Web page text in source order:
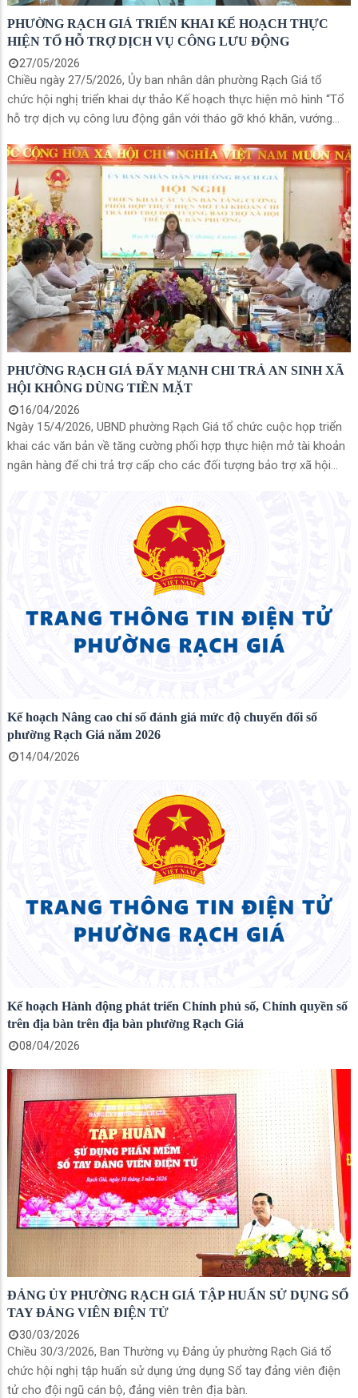
PHƯỜNG RẠCH GIÁ TRIỂN KHAI KẾ HOẠCH THỰC
HIỆN TỔ HỖ TRỢ DỊCH VỤ CÔNG LƯU ĐỘNG
27/05/2026
Chiều ngày 27/5/2026, Ủy ban nhân dân phường Rạch Giá tổ
chức hội nghị triển khai dự thảo Kế hoạch thực hiện mô hình “Tổ
hỗ trợ dịch vụ công lưu động gắn với tháo gỡ khó khăn, vướng
PHƯỜNG RẠCH GIÁ ĐẨY MẠNH CHI TRẢ AN SINH XÃ
HỘI KHÔNG DÙNG TIỀN MẶT
16/04/2026
Ngày 15/4/2026, UBND phường Rạch Giá tổ chức cuộc họp triển
khai các văn bản về tăng cường phối hợp thực hiện mở tài khoản
ngân hàng để chi trả trợ cấp cho các đối tượng bảo trợ xã hội
Chủ tịch UBND phường chủ trì, với sự tham gia của các đơn vị liên
Kế hoạch Nâng cao chỉ số đánh giá mức độ chuyển đổi số
phường Rạch Giá năm 2026
14/04/2026
Kế hoạch Hành động phát triển Chính phủ số, Chính quyền số
trên địa bàn trên địa bàn phường Rạch Giá
08/04/2026
ĐẢNG ỦY PHƯỜNG RẠCH GIÁ TẬP HUẤN SỬ DỤNG SỔ
TAY ĐẢNG VIÊN ĐIỆN TỬ
30/03/2026
Chiều 30/3/2026, Ban Thường vụ Đảng ủy phường Rạch Giá tổ
chức hội nghị tập huấn sử dụng ứng dụng Sổ tay đảng viên điện
tử cho đội ngũ cán bộ, đảng viên trên địa bàn.